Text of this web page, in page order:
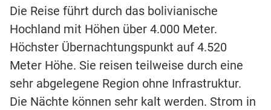
Die Reise führt durch das bolivianische
Hochland mit Höhen über 4.000 Meter.
Höchster Übernachtungspunkt auf 4.520
Meter Höhe. Sie reisen teilweise durch eine
sehr abgelegene Region ohne Infrastruktur.
Die Nächte können sehr kalt werden. Strom in